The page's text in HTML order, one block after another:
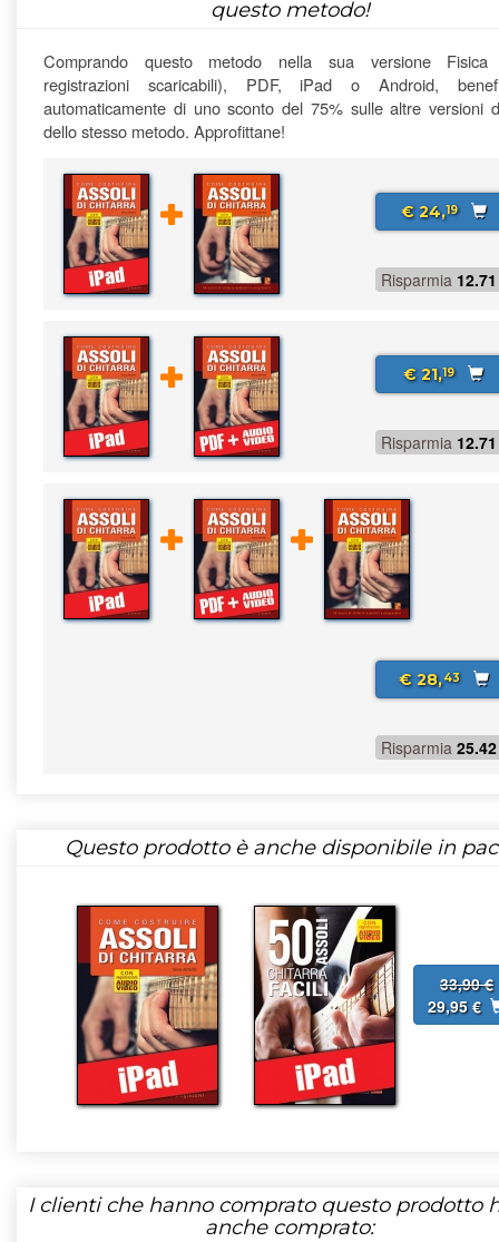
questo metodo!
Comprando questo metodo nella sua versione Fisica
registrazioni scaricabili), PDF, iPad o Android,
automaticamente di uno sconto del 75% sulle altre versioni
dello stesso metodo. Approfittane!
€ 24,19
Risparmia 12.71
€ 21,19
Risparmia 12.71
€ 28,43
Risparmia 25.42
Questo prodotto è anche disponibile in
33,90 €
29,95 €
I clienti che hanno comprato questo prodotto
anche comprato: